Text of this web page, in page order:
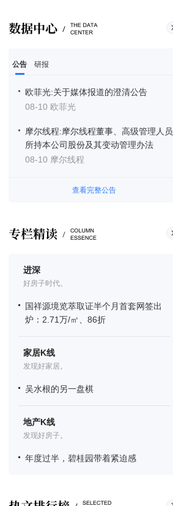
公告 研报
欧菲光:关于媒体报道的澄清公告
08-10 欧菲光
摩尔线程:摩尔线程董事、高级管理人员
所持本公司股份及其变动管理办法
08-10 摩尔线程
查看完整公告
进深
好房子时代。
国祥源境览萃取证半个月首套网签出
炉：2.71万/㎡、86折
家居K线
发现好家居。
吴水根的另一盘棋
地产K线
发现好房子。
年度过半，碧桂园带着紧迫感